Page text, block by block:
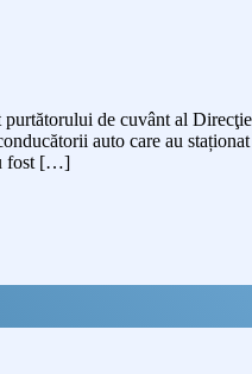
de cuvânt al
auto care au
fost […]